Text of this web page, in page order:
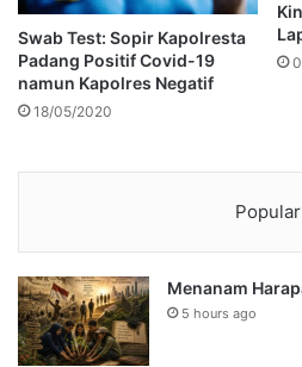
Swab Test: Sopir Kapolresta
Padang Positif Covid-19
namun Kapolres Negatif
18/05/2020
Popular
Menanam
5 hours ago